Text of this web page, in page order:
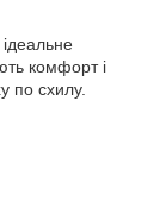
комфорт і
по схилу.